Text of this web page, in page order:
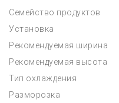
Семейство продуктов
Установка
Рекомендуемая ширина
Рекомендуемая высота
Тип охлаждения
Разморозка